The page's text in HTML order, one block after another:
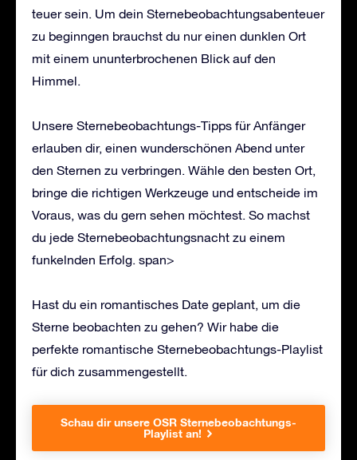
teuer sein. Um dein Sternebeobachtungsabenteuer
zu beginngen brauchst du nur einen dunklen Ort
mit einem ununterbrochenen Blick auf den
Himmel.
Unsere Sternebeobachtungs-Tipps für Anfänger
erlauben dir, einen wunderschönen Abend unter
den Sternen zu verbringen. Wähle den besten Ort,
bringe die richtigen Werkzeuge und entscheide im
Voraus, was du gern sehen möchtest. So machst
du jede Sternebeobachtungsnacht zu einem
funkelnden Erfolg. span>
Hast du ein romantisches Date geplant, um die
Sterne beobachten zu gehen? Wir habe die
perfekte romantische Sternebeobachtungs-Playlist
für dich zusammengestellt.
Schau dir unsere OSR Sternebeobachtungs-
Playlist an!